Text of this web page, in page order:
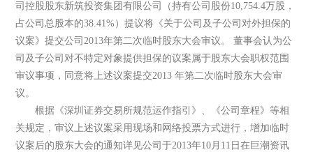
司控股股东新筑投资集团有限公司（持有公司股份10,754.4万股，
占公司总股本的38.41%）提议将《关于公司及子公司对外担保的
议案》提交公司2013年第二次临时股东大会审议。 董事会认为公
司及子公司对不特定对象提供担保的议案属于股东大会职权范围
审议事项，同意将上述议案提交2013 年第二次临时股东大会审
议。
根据《深圳证券交易所规范运作指引》、《公司章程》等相
关规定，审议上述议案采用现场和网络投票方式进行，增加临时
议案后的股东大会的通知详见公司于2013年10月11日在巨潮资讯